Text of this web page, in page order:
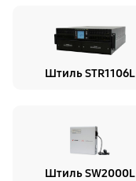
Штиль STR1106L
Штиль SW2000L